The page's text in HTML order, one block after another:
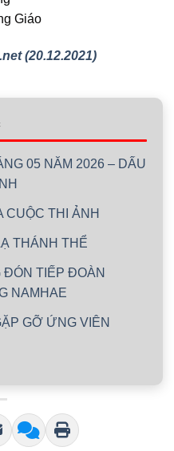
Giáo
(20.12.2021)
05 NĂM 2026 – DẤU
CUỘC THI ẢNH
THÁNH THỂ
TIẾP ĐOÀN
NAMHAE
GỠ ỨNG VIÊN